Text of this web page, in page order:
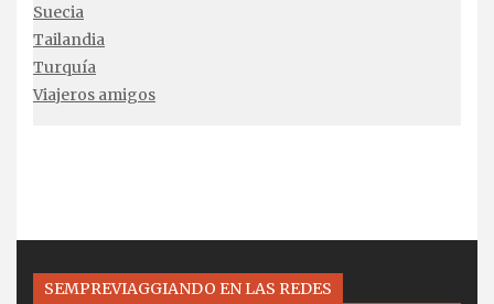
Suecia
Tailandia
Turquía
Viajeros amigos
SEMPREVIAGGIANDO EN LAS REDES